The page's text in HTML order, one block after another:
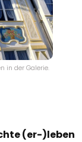
in der Galerie.
(er-)leben